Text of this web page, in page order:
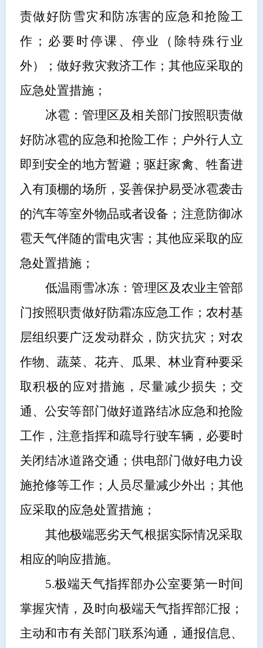
责做好防雪灾和防冻害的应急和抢险工
作；必要时停课、停业（除特殊行业
外）；做好救灾救济工作；其他应采取的
应急处置措施；
冰雹： 管理区及相关部门按照职责做
好防冰雹的应急和抢险工作；户外行人立
即到安全的地方暂避；驱赶家禽、牲畜进
入有顶棚的场所，妥善保护易受冰雹袭击
的汽车等室外物品或者设备；注意防御冰
雹天气伴随的雷电灾害；其他应采取的应
急处置措施；
低温雨雪冰冻： 管理区及农业主管部
门按照职责做好防霜冻应急工作；农村基
层组织要广泛发动群众，防灾抗灾；对农
作物、蔬菜、花卉、瓜果、林业育种要采
取积极的应对措施，尽量减少损失；交
通、公安等部门做好道路结冰应急和抢险
工作，注意指挥和疏导行驶车辆，必要时
关闭结冰道路交通；供电部门做好电力设
施抢修等工作；人员尽量减少外出；其他
应采取的应急处置措施；
其他极端恶劣天气根据实际情况采取
相应的响应措施。
5.极端天气指挥部办公室要第一时间
掌握灾情，及时向极端天气指挥部汇报；
主动和市有关部门联系沟通， 通报信息、